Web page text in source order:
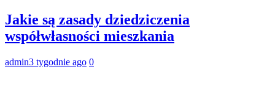
Jakie są zasady dziedziczenia
współwłasności mieszkania
admin3 tygodnie ago 0